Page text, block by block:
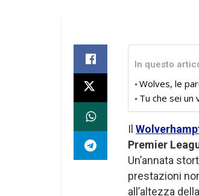
In questo
Wolves, le
Tu che sei un
Il
Premier
Un’annata
prestazioni
all’altezza della